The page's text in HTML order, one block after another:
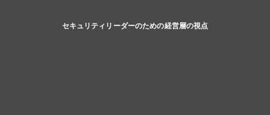
セキュリティリーダーのための経営層の視点